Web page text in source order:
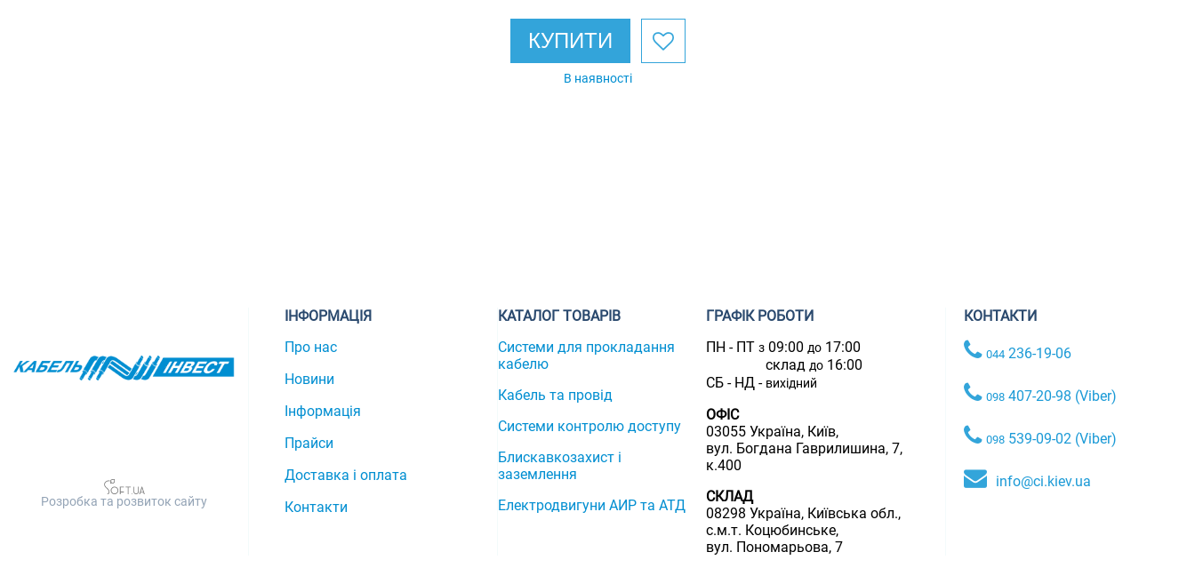
КУПИТИ
В наявності
Розробка та розвиток сайту
ІНФОРМАЦІЯ
Про нас
Новини
Інформація
Прайси
Доставка і оплата
Контакти
КАТАЛОГ ТОВАРІВ
Системи для прокладання
кабелю
Кабель та провід
Системи контролю доступу
Блискавкозахист і
заземлення
Електродвигуни АИР та АТД
ГРАФІК РОБОТИ
ПН - ПТ з09:00 до17:00
склад до16:00
СБ - НД - вихідний
ОФІС
03055 Україна, Київ,
вул. Богдана Гаврилишина, 7,
к.400
СКЛАД
08298 Україна, Київська обл.,
с.м.т. Коцюбинське,
вул. Пономарьова, 7
КОНТАКТИ
044 236-19-06
098 407-20-98 (Viber)
098 539-09-02 (Viber)
info@ci.kiev.ua